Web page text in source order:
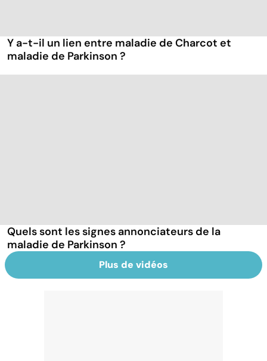
Y a-t-il un lien entre maladie de Charcot et
maladie de Parkinson ?
Quels sont les signes annonciateurs de la
maladie de Parkinson ?
Plus de vidéos